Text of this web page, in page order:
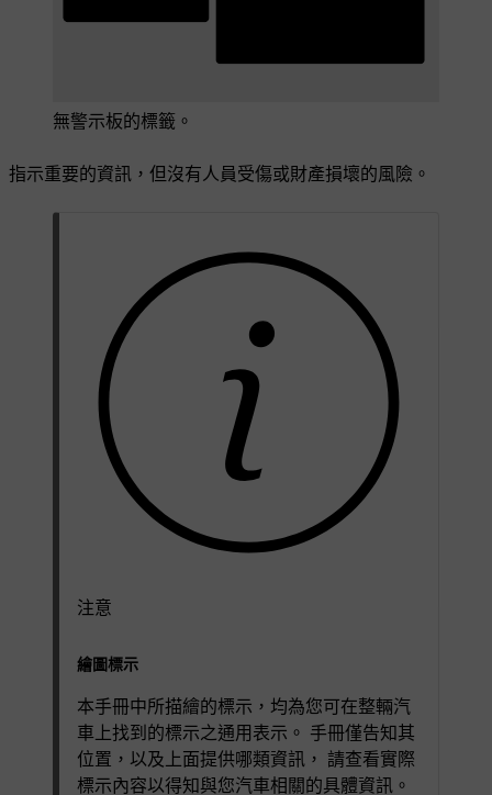
無警示板的標籤。
指示重要的資訊，但沒有人員受傷或財產損壞的風險。
注意
繪圖標示
本手冊中所描繪的標示，均為您可在整輛汽
車上找到的標示之通用表示。 手冊僅告知其
位置，以及上面提供哪類資訊， 請查看實際
標示內容以得知與您汽車相關的具體資訊。